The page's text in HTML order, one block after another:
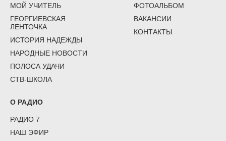
МОЙ УЧИТЕЛЬ
ГЕОРГИЕВСКАЯ
ЛЕНТОЧКА
ИСТОРИЯ НАДЕЖДЫ
НАРОДНЫЕ НОВОСТИ
ПОЛОСА УДАЧИ
СТВ-ШКОЛА
ФОТОАЛЬБОМ
ВАКАНСИИ
КОНТАКТЫ
О РАДИО
РАДИО 7
НАШ ЭФИР